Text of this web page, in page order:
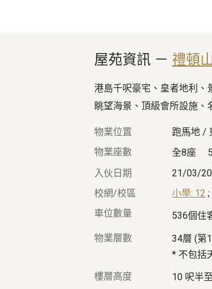
屋苑資訊 － 禮頓
港島千呎豪宅、皇者地利、
眺望海景、頂級會所設施
物業位置 跑馬地 /
物業座數
全8座
入伙日期
21/03/
校網/校區
小學: 12 ;
車位數量
536個住
物業層數
34層 (第
* 不包括
樓層高度
10 呎半